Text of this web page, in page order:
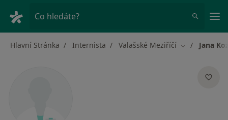
Co hledáte?
Hlavní Stránka Internista Valašské Meziříčí Změna města
Jana